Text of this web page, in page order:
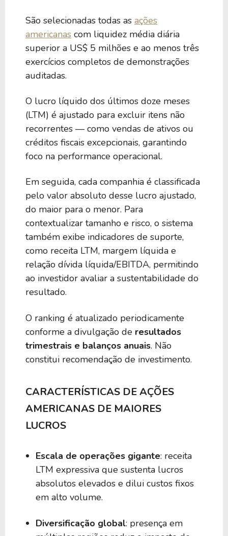
São selecionadas todas as ações
americanas com liquidez média diária
superior a US$ 5 milhões e ao menos três
exercícios completos de demonstrações
auditadas.
O lucro líquido dos últimos doze meses
(LTM) é ajustado para excluir itens não
recorrentes — como vendas de ativos ou
créditos fiscais excepcionais, garantindo
foco na performance operacional.
Em seguida, cada companhia é classificada
pelo valor absoluto desse lucro ajustado,
do maior para o menor. Para
contextualizar tamanho e risco, o sistema
também exibe indicadores de suporte,
como receita LTM, margem líquida e
relação dívida líquida/EBITDA, permitindo
ao investidor avaliar a sustentabilidade do
resultado.
O ranking é atualizado periodicamente
conforme a divulgação de resultados
trimestrais e balanços anuais. Não
constitui recomendação de investimento.
CARACTERÍSTICAS DE AÇÕES
AMERICANAS DE MAIORES
LUCROS
Escala de operações gigante: receita
LTM expressiva que sustenta lucros
absolutos elevados e dilui custos fixos
em alto volume.
Diversificação global: presença em